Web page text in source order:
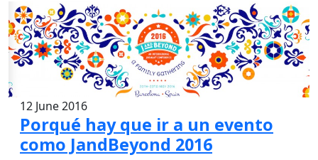
12 June 2016
Porqué hay que ir a un evento
como JandBeyond 2016